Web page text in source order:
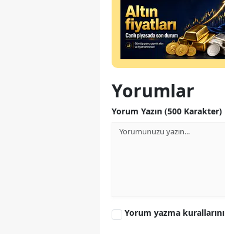
Yorumlar
Yorum Yazın (500 Karakter)
Yorum yazma kurallarını